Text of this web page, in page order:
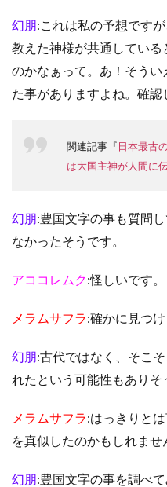
幻朋:これは私の予想です
教えた神様が共通してい
のかなぁって。あ！そう
た事がありますよね。確認
関連記事『日本最古
は大国主神が人間に
幻朋:豊国文字の事も質問
なかったそうです。
アココレムク:怪しいです。
メラムサフラ:確かに見つ
幻朋:古代ではなく、そこ
れたという可能性もありそ
メラムサフラ:はっきりと
を真似したのかもしれませ
幻朋:豊国文字の事を調べ